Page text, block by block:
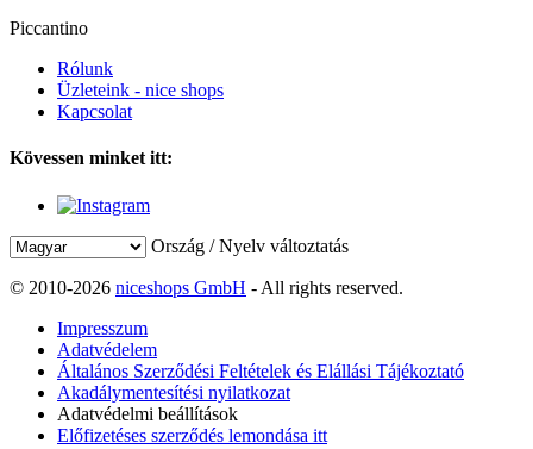
Piccantino
Rólunk
Üzleteink - nice shops
Kapcsolat
Kövessen minket itt:
Ország / Nyelv változtatás
© 2010-2026 niceshops GmbH - All rights reserved.
Impresszum
Adatvédelem
Általános Szerződési Feltételek és Elállási Tájékoztató
Akadálymentesítési nyilatkozat
Adatvédelmi beállítások
Előfizetéses szerződés lemondása itt